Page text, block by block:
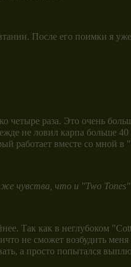
После его поимки я
раза. Это очень
не ловил карпа больше
работает вместе со мной
чувства, что и "Two
Так как в неглубоком
не сможет возбудить
а просто попытался